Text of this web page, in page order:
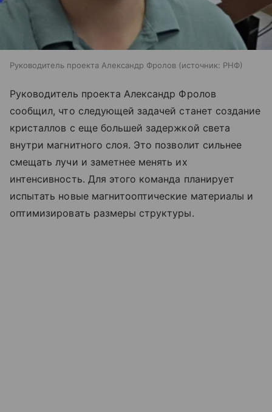
Руководитель проекта Александр Фролов источник: РНФ
Руководитель проекта Александр Фролов
сообщил, что следующей задачей станет создание
кристаллов с еще большей задержкой света
внутри магнитного слоя. Это позволит сильнее
смещать лучи и заметнее менять их
интенсивность. Для этого команда планирует
испытать новые магнитооптические материалы и
оптимизировать размеры структуры.